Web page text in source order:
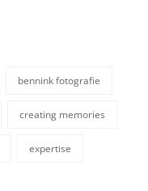
bennink fotografie
creating memories
expertise